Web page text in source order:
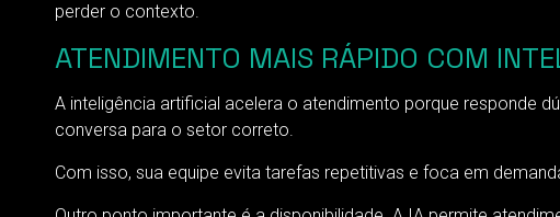
perder o contexto.
ATENDIMENTO MAIS RÁPIDO COM
A inteligência artificial acelera o atendimento porque responde
conversa para o setor correto.
Com isso, sua equipe evita tarefas repetitivas e foca em